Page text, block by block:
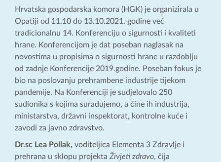
Hrvatska gospodarska komora (HGK) je organizirala u
Opatiji od 11.10 do 13.10.2021. godine već
tradicionalnu 14. Konferenciju o sigurnosti i kvaliteti
hrane. Konferencijom je dat poseban naglasak na
novostima u propisima o sigurnosti hrane u razdoblju
od zadnje Konferencije 2019.godine. Poseban fokus je
bio na poslovanju prehrambene industrije tijekom
pandemije. Na Konferenciji je sudjelovalo 250
sudionika s kojima surađujemo, a čine ih industrija,
ministarstva, državni inspektorat, kontrolne kuće i
zavodi za javno zdravstvo.
Dr.sc Lea Pollak, voditeljica Elementa 3 Zdravlje i
prehrana u sklopu projekta Živjeti zdravo, čija